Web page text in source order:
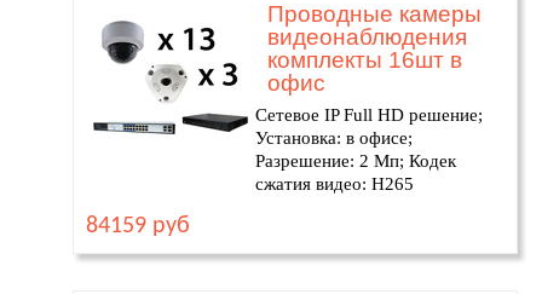
Проводные камеры
видеонаблюдения
комплекты 16шт в
офис
Сетевое IP Full HD решение;
Установка: в офисе;
Разрешение: 2 Мп; Кодек
сжатия видео: H265
84159 руб